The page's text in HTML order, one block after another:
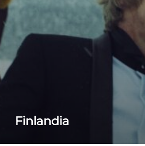
Finlandia